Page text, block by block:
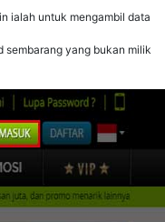
ialah untuk mengambil data
sembarang yang bukan milik